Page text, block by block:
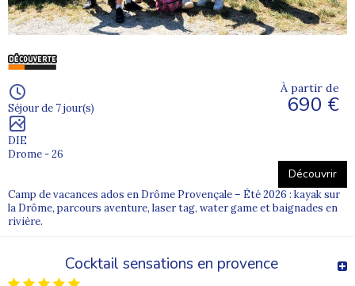
Séjour de 7 jour(s)
DIE
Drome - 26
À partir de
690 €
Découvrir
Camp de vacances ados en Drôme Provençale – Été 2026 : kayak sur
la Drôme, parcours aventure, laser tag, water game et baignades en
rivière.
Cocktail sensations en provence